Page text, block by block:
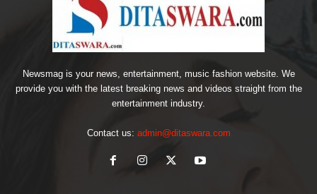
Newsmag is your news, entertainment, music fashion website. We
provide you with the latest breaking news and videos straight from the
entertainment industry.
Contact us: admin@ditaswara.com